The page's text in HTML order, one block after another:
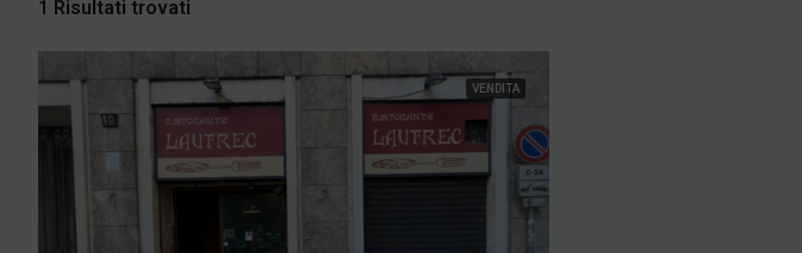
1 Risultati trovati
VENDITA